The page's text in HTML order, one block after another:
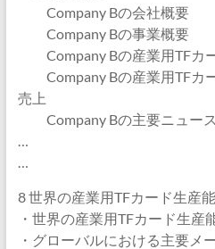
Company Bの会社概要
Company Bの事業概要
Company Bの産業用TFカ
Company Bの産業用TFカ
売上
Company Bの主要ニュー
…
…
8 世界の産業用TFカード生産
・世界の産業用TFカード生産
・グローバルにおける主要メ